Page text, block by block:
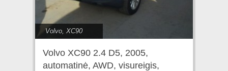
Volvo, XC90
Volvo XC90 2.4 D5, 2005,
automatinė, AWD, visureigis,